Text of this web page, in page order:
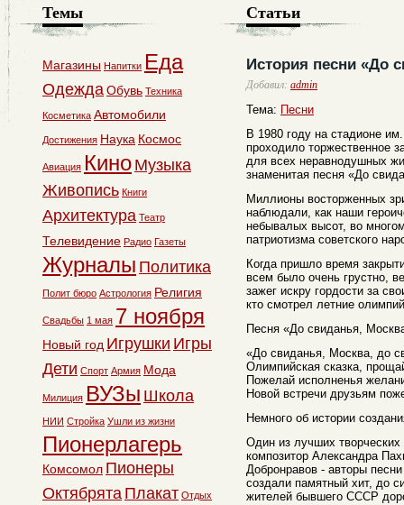
Статьи
История песни «До
Добавил: admin
Тема: Песни
В 1980 году на стадионе
проходило торжественное
для всех неравнодушных
знаменитая песня «До
Миллионы восторженных
наблюдали, как наши
небывалых высот, во
патриотизма советского
Когда пришло время
всем было очень грустно,
зажег искру гордости за
кто смотрел летние
Песня «До свиданья,
«До свиданья, Москва, до
Олимпийская сказка,
Пожелай исполненья
Новой встречи друзьям
Немного об истории
Один из лучших творческих
композитор Александра
Добронравов - авторы
создали памятный хит, до
жителей бывшего СССР
Темы
Магазины Напитки Еда
ОдеждаОбувь Техника
Косметика Автомобили
Достижения Наука Космос
Авиация Кино Музыка
Живопись Книги
Архитектура Театр
Телевидение Радио Газеты
Журналы Политика
Полит бюро Астрология Религия
Свадьбы 1 мая 7 ноября
Новый год Игрушки Игры
Дети Спорт Армия Мода
Милиция ВУЗы Школа
НИИ Стройка Ушли из жизни
Пионерлагерь
Комсомол Пионеры
Октябрята Плакат Отдых